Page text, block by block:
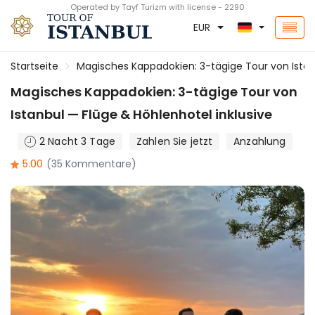
Operated by Tayf Turizm with license - 2290
EUR
Startseite Magisches Kappadokien: 3-tägige Tour von
Magisches Kappadokien: 3-tägige Tour von
Istanbul — Flüge & Höhlenhotel inklusive
2 Nacht 3 Tage Zahlen Sie jetzt
Anzahlung
5.00 (35 Kommentare)